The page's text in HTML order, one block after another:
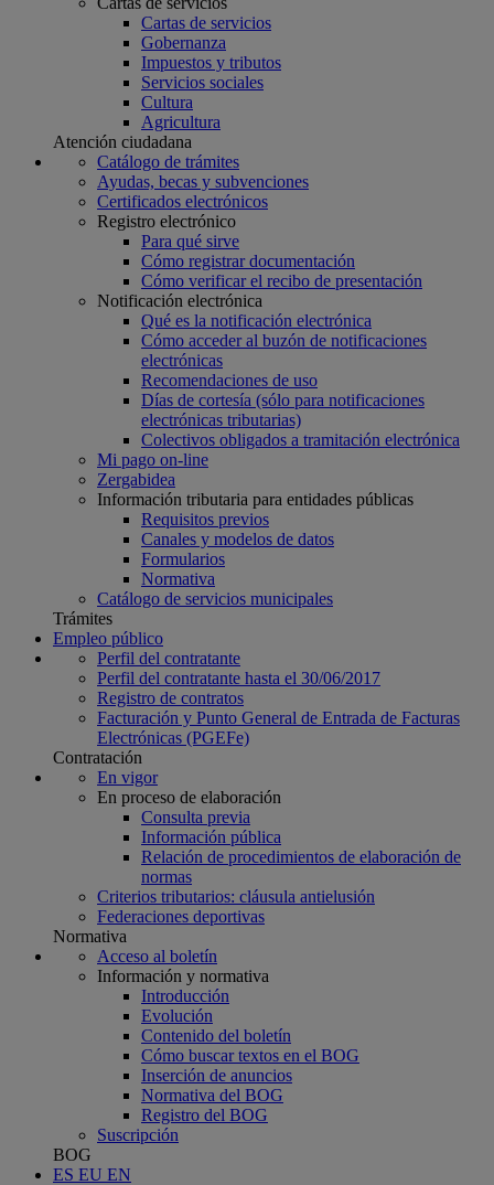
Cartas de servicios
Gobernanza
Impuestos y tributos
Servicios sociales
Cultura
Agricultura
Atención ciudadana
Catálogo de trámites
Ayudas, becas y subvenciones
Certificados electrónicos
Registro electrónico
Para qué sirve
Cómo registrar documentación
Cómo verificar el recibo de presentación
Notificación electrónica
Qué es la notificación electrónica
Cómo acceder al buzón de notificaciones
electrónicas
Recomendaciones de uso
Días de cortesía (sólo para notificaciones
electrónicas tributarias)
Colectivos obligados a tramitación electrónica
Mi pago on-line
Zergabidea
Información tributaria para entidades públicas
Requisitos previos
Canales y modelos de datos
Formularios
Normativa
Catálogo de servicios municipales
Trámites
Empleo público
Perfil del contratante
Perfil del contratante hasta el 30/06/2017
Registro de contratos
Facturación y Punto General de Entrada de Facturas
Electrónicas (PGEFe)
Contratación
En vigor
En proceso de elaboración
Consulta previa
Información pública
Relación de procedimientos de elaboración de
normas
Criterios tributarios: cláusula antielusión
Federaciones deportivas
Normativa
Acceso al boletín
Información y normativa
Introducción
Evolución
Contenido del boletín
Cómo buscar textos en el BOG
Inserción de anuncios
Normativa del BOG
Registro del BOG
Suscripción
BOG
ES EU EN